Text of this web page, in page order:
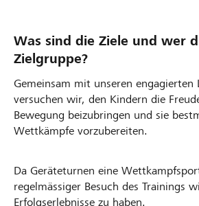
Was sind die Ziele und wer
Zielgruppe?
Gemeinsam mit unseren engagierten
versuchen wir, den Kindern die
Bewegung beizubringen und sie
Wettkämpfe vorzubereiten.
Da Geräteturnen eine
regelmässiger Besuch des Trainings
Erfolgserlebnisse zu haben.